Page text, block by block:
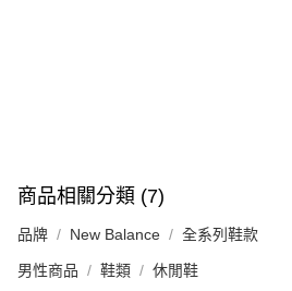
商品相關分類 (7)
品牌 New Balance 全系列鞋款
男性商品 鞋類 休閒鞋